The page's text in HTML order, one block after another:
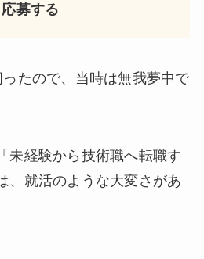
募する
たので、当時は無我夢中で
未経験から技術職へ転職す
、就活のような大変さがあ